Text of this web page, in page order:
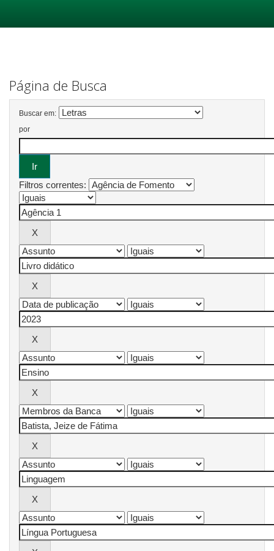
Página de Busca
Buscar em:
por
Filtros correntes: